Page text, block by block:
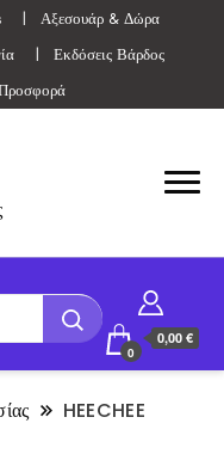
Αξεσουάρ & Δώρα
Εκδόσεις Βάρδος
0
0,00 €
HEECHEE